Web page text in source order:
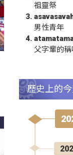
祖靈祭
男性青年
父字輩的稱
歷史上的